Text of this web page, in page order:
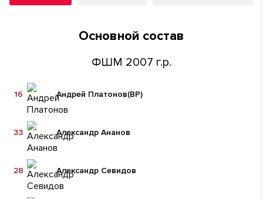
Основной состав
ФШМ 2007 г.р.
Андрей Платонов(ВР)
16
Александр Ананов
33
Александр Севидов
28